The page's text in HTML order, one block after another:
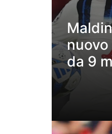
da 9